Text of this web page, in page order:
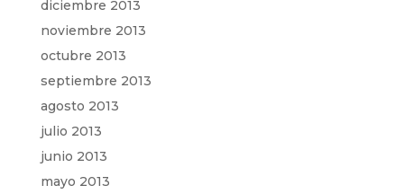
diciembre 2013
noviembre 2013
octubre 2013
septiembre 2013
agosto 2013
julio 2013
junio 2013
mayo 2013